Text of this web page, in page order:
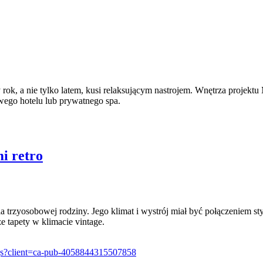
a nie tylko latem, kusi relaksującym nastrojem. Wnętrza projektu
hotelu lub prywatnego spa.
retro
rodziny. Jego klimat i wystrój miał być połączeniem
tapety w klimacie vintage.
pub-4058844315507858